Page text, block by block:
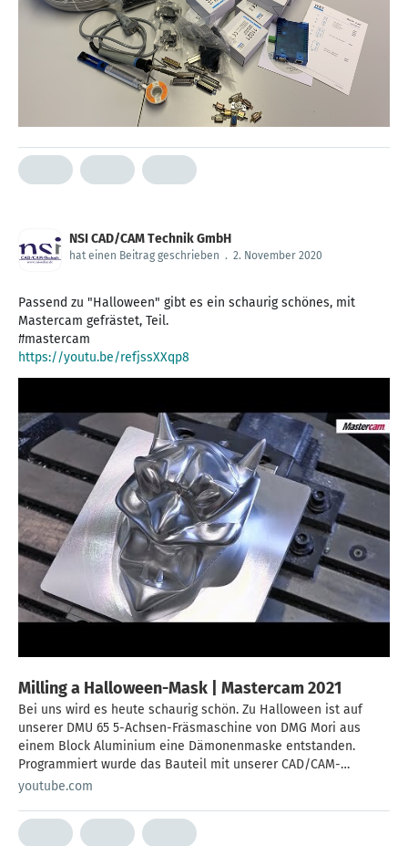
NSI CAD/CAM Technik GmbH
hat einen Beitrag geschrieben . 2. November 2020
Passend zu "Halloween" gibt es ein schaurig schönes, mit
Mastercam gefrästet, Teil.
https://youtu.be/refjssXXqp8
Milling a Halloween-Mask | Mastercam 2021
Bei uns wird es heute schaurig schön. Zu Halloween ist auf
unserer DMU 65 5-Achsen-Fräsmaschine von DMG Mori aus
einem Block Aluminium eine Dämonenmaske entstanden.
Programmiert wurde das Bauteil mit unserer CAD/CAM-
Software Mastercam 2021. ► WEITERE INFOS • Weitere
https://www.mastercam.de/mastercam-2021/ueberblick/ • Eine
kostenlose Testversion finden Sie hier:
youtube.com